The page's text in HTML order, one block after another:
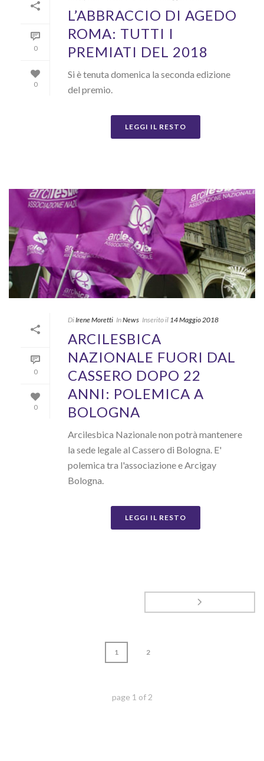
0
0
L’ABBRACCIO DI AGEDO
ROMA: TUTTI I
PREMIATI DEL 2018
Si è tenuta domenica la seconda edizione
del premio.
LEGGI IL RESTO
0
0
Di Irene Moretti InNews Inserito il 14 Maggio 2018
ARCILESBICA
NAZIONALE FUORI DAL
CASSERO DOPO 22
ANNI: POLEMICA A
BOLOGNA
Arcilesbica Nazionale non potrà mantenere
la sede legale al Cassero di Bologna. E'
polemica tra l'associazione e Arcigay
Bologna.
LEGGI IL RESTO
1 2
page 1 of 2